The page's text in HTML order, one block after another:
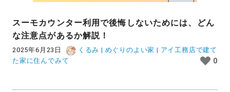
スーモカウンター利用で後悔しないためには、どん
な注意点があるか解説！
2025年6月23日
くるみ | めぐりのよい家 | アイ工務店で建て
た家に住んでみて
0